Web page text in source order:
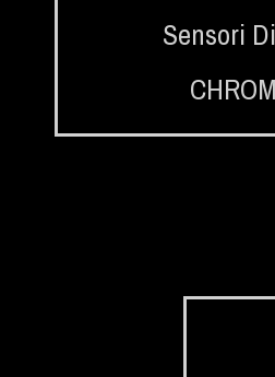
Sensori